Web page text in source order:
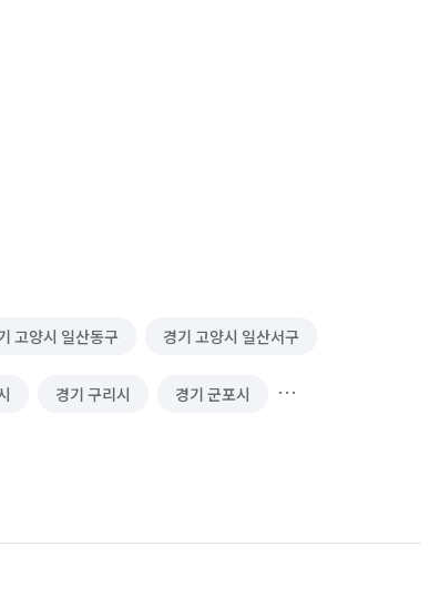
고양시 일산동구 경기 고양시 일산서구
경기 구리시 경기 군포시